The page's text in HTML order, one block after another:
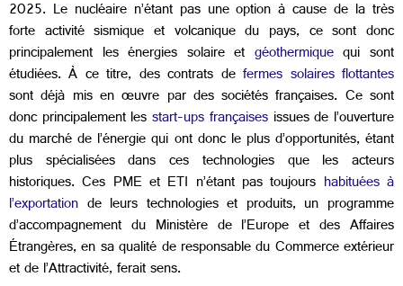
2025. Le nucléaire n’étant pas une option à cause de la très
forte activité sismique et volcanique du pays, ce sont donc
principalement les énergies solaire et géothermiquequi sont
étudiées. À ce titre, des contrats defermes solaires flottantes
sont déjà mis en œuvre par des sociétés françaises. Ce sont
donc principalement lesstart-ups françaisesissues de l’ouverture
du marché de l’énergie qui ont donc le plus d’opportunités, étant
plus spécialisées dans ces technologies que les acteurs
historiques. Ces PME et ETI n’étant pas toujours habituées à
l’exportation de leurs technologies et produits, un programme
d’accompagnement du Ministère de l’Europe et des Affaires
Étrangères, en sa qualité de responsable du Commerce extérieur
et de l’Attractivité, ferait sens.